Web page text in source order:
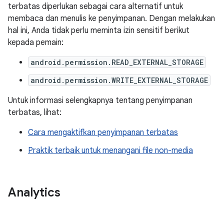
terbatas diperlukan sebagai cara alternatif untuk
membaca dan menulis ke penyimpanan. Dengan melakukan
hal ini, Anda tidak perlu meminta izin sensitif berikut
kepada pemain:
android.permission.READ_EXTERNAL_STORAGE
android.permission.WRITE_EXTERNAL_STORAGE
Untuk informasi selengkapnya tentang penyimpanan
terbatas, lihat:
Cara mengaktifkan penyimpanan terbatas
Praktik terbaik untuk menangani file non-media
Analytics